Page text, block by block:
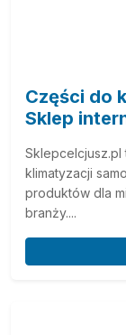
Części do
Sklep
klimatyzacji
produktów dla
branży....